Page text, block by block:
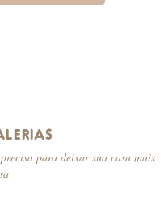
para deixar sua casa mais